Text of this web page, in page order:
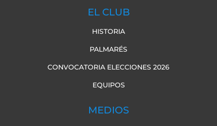
EL CLUB
HISTORIA
PALMARÉS
CONVOCATORIA ELECCIONES 2026
EQUIPOS
MEDIOS